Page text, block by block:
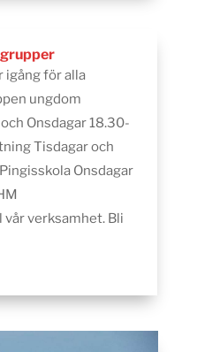
igång för alla
ungdom
Onsdagar 18.30-
Tisdagar och
Onsdagar
verksamhet. Bli